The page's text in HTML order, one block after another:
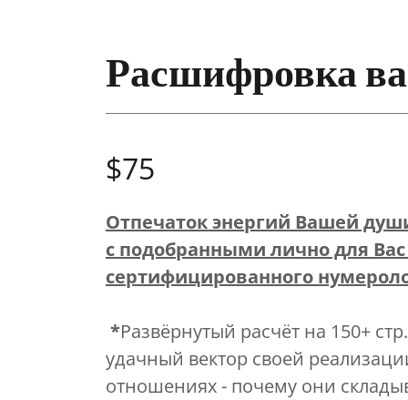
Расшифровка
$75
Отпечаток энергий Bашей
с подобранными лично для
сертифицированного
*Развёрнутый расчёт на 150+
удачный вектор своей
отношениях - почему они